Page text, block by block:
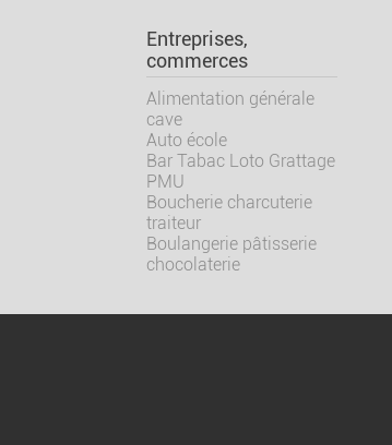
Entreprises,
commerces
Alimentation générale
cave
Auto école
Bar Tabac Loto Grattage
PMU
Boucherie charcuterie
traiteur
Boulangerie pâtisserie
chocolaterie